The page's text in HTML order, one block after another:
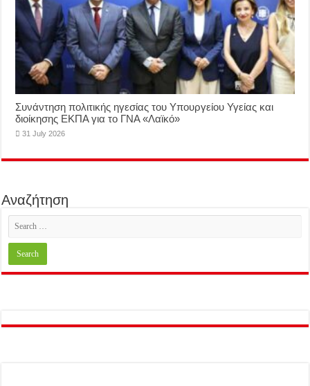
Συνάντηση πολιτικής ηγεσίας του Υπουργείου Υγείας και
διοίκησης ΕΚΠΑ για το ΓΝΑ «Λαϊκό»
31 July 2026
Αναζήτηση